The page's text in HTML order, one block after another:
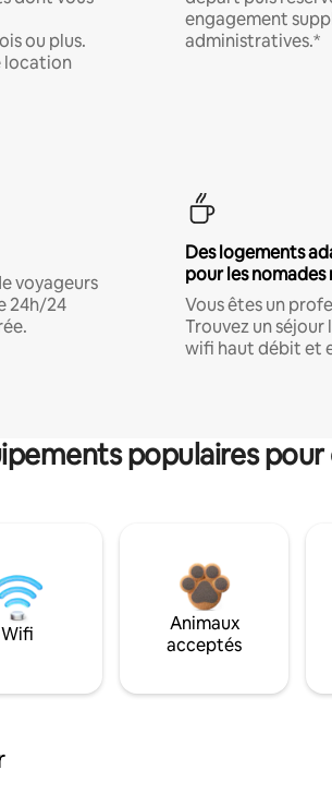
ou plus.
location
engagement
administratives.*
voyageurs
24h/24
Des logements
pour les nomades
Vous êtes un
Trouvez un séjour
wifi haut débit et
populaires
Wifi
Animaux
acceptés